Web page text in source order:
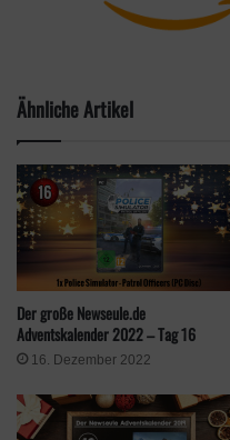
in Blizzardsbereits
sie für alle
Ausbildungsgelände
Die aktuelle
neuen
den Einstieg in
erleichtern oder
Klassen und
Umgebung bieten
Arathibecken,
Gilneas
Ähnliche Artikel
Der große Newseule.de
Adventskalender 2022 – Tag 16
16. Dezember 2022